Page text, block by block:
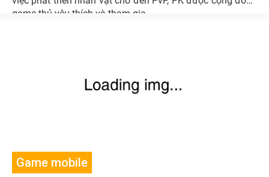
game thủ yêu thích và tham gia.
Game mobile